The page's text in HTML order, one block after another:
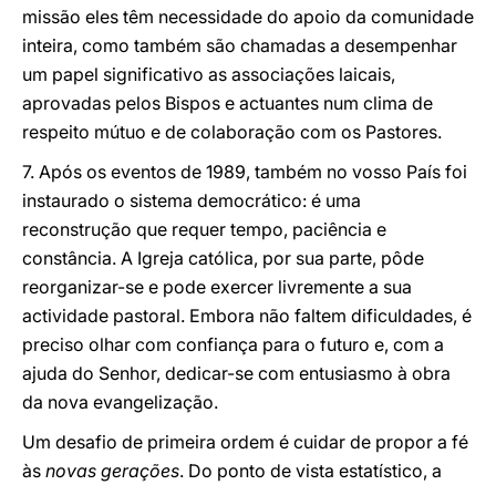
missão eles têm necessidade do apoio da comunidade
inteira, como também são chamadas a desempenhar
um papel significativo as associações laicais,
aprovadas pelos Bispos e actuantes num clima de
respeito mútuo e de colaboração com os Pastores.
7. Após os eventos de 1989, também no vosso País foi
instaurado o sistema democrático: é uma
reconstrução que requer tempo, paciência e
constância. A Igreja católica, por sua parte, pôde
reorganizar-se e pode exercer livremente a sua
actividade pastoral. Embora não faltem dificuldades, é
preciso olhar com confiança para o futuro e, com a
ajuda do Senhor, dedicar-se com entusiasmo à obra
da nova evangelização.
Um desafio de primeira ordem é cuidar de propor a fé
às novas gerações. Do ponto de vista estatístico, a